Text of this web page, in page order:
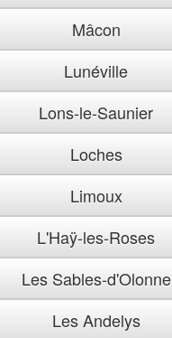
Mâcon
Lunéville
Lons-le-Saunier
Loches
Limoux
L'Haÿ-les-Roses
Les Sables-d'Olonne
Les Andelys